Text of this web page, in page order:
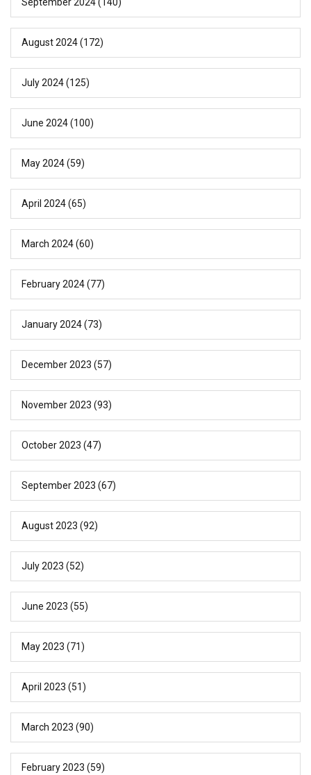
August 2024(172)
July 2024(125)
June 2024(100)
May 2024(59)
April 2024(65)
March 2024(60)
February 2024(77)
January 2024(73)
December 2023 (57)
November 2023 (93)
October 2023 (47)
September 2023 (67)
August 2023 (92)
July 2023 (52)
June 2023 (55)
May 2023 (71)
April 2023 (51)
March 2023 (90)
February 2023 (59)